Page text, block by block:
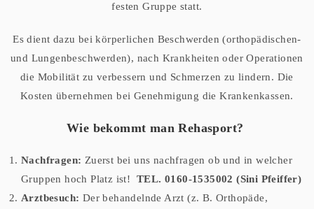
festen Gruppe statt.
Es dient dazu bei körperlichen Beschwerden (orthopädischen-
und Lungenbeschwerden), nach Krankheiten oder Operationen
die Mobilität zu verbessern und Schmerzen zu lindern. Die
Kosten übernehmen bei Genehmigung die Krankenkassen.
Wie bekommt man Rehasport?
Nachfragen: Zuerst bei uns nachfragen ob und in welcher
Gruppen hoch Platz ist! TEL. 0160-1535002 (Sini Pfeiffer)
Arztbesuch: Der behandelnde Arzt (z. B. Orthopäde,